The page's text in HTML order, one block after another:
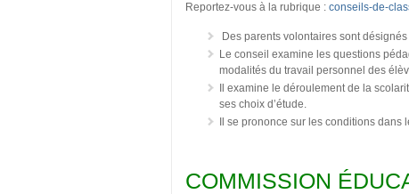
Reportez-vous à la rubrique : conseils-de-
Des parents volontaires sont
Le conseil examine les questions
modalités du travail personnel des
Il examine le déroulement de la
ses choix d’étude.
Il se prononce sur les conditions
COMMISSION